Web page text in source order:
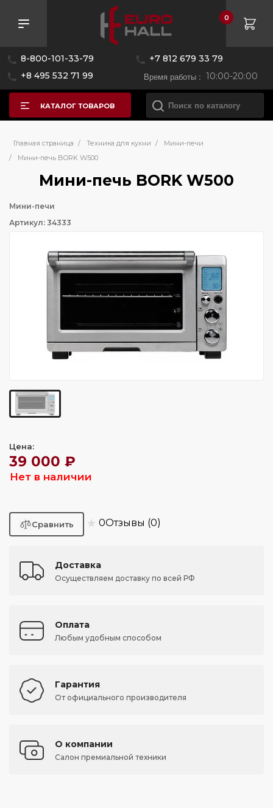
8-800-101-33-79
+7 812 679 33 79
+8 495 532 71 99
Время работы : 10:00-20:00
0
КАТАЛОГ ТОВАРОВ
Главная страница / Техника для кухни /
Мини-печи
/
Мини-печь BORK W500
Мини-печь BORK W500
Мини-печи
Артикул: 34333
Цена:
39 000 ₽
Нет в наличии
★ 0Отзывы (0)
Доставка
Осуществляем доставку по всей РФ
Оплата
Любым удобным способом
Гарантия
От официального производителя
О компании
Салон премиальной техники